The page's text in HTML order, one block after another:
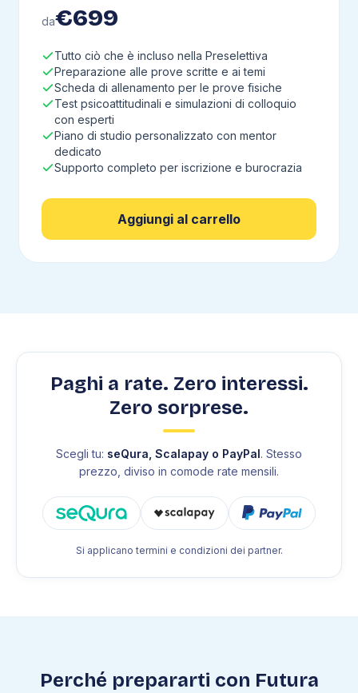
da€699
Tutto ciò che è incluso nella Preselettiva
Preparazione alle prove scritte e ai temi
Scheda di allenamento per le prove fisiche
Test psicoattitudinali e simulazioni di colloquio
con esperti
Piano di studio personalizzato con mentor
dedicato
Supporto completo per iscrizione e burocrazia
Aggiungi al carrello
Paghi a rate. Zero interessi.
Zero sorprese.
Scegli tu: seQura, Scalapay o PayPal. Stesso
prezzo, diviso in comode rate mensili.
Si applicano termini e condizioni dei partner.
Perché prepararti con Futura